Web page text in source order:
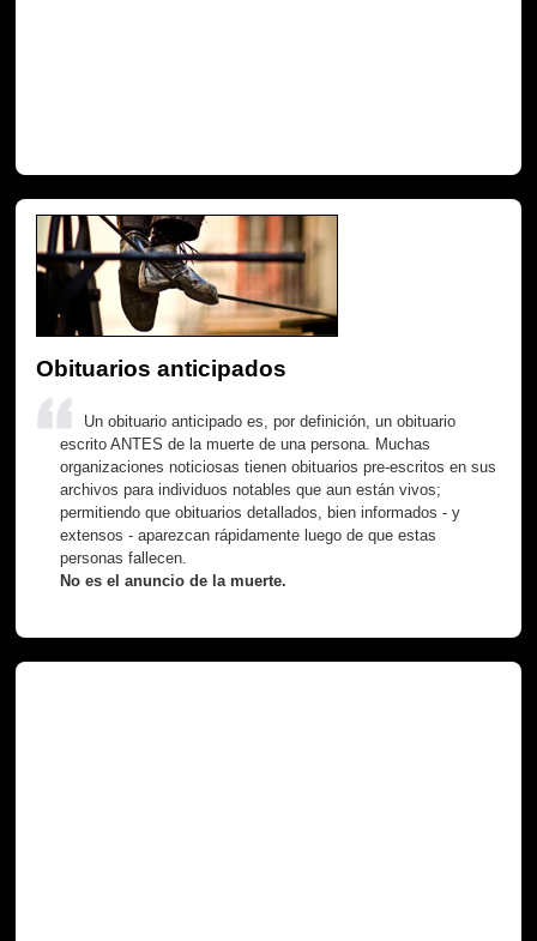
Obituarios anticipados
Un obituario anticipado es, por definición, un obituario
escrito ANTES de la muerte de una persona. Muchas
organizaciones noticiosas tienen obituarios pre-escritos en sus
archivos para individuos notables que aun están vivos;
permitiendo que obituarios detallados, bien informados - y
extensos - aparezcan rápidamente luego de que estas
personas fallecen.
No es el anuncio de la muerte.